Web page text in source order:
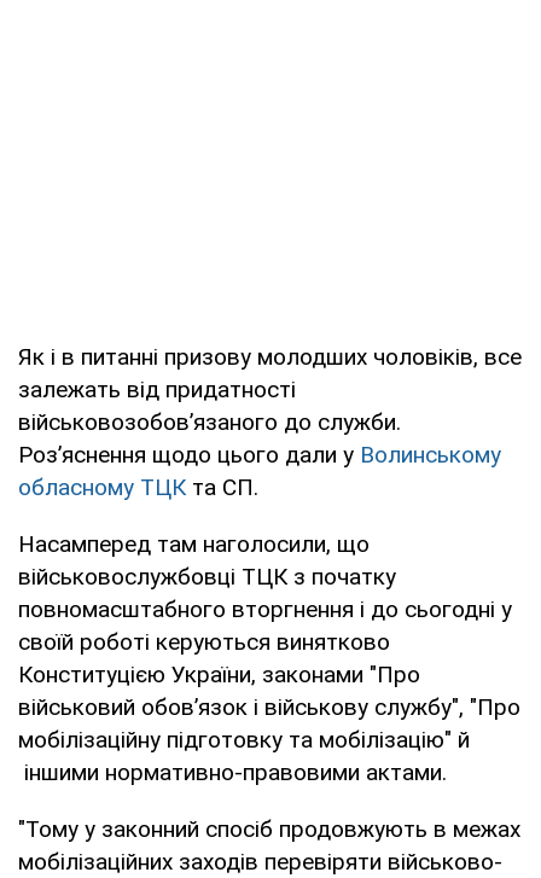
Як і в питанні призову молодших чоловіків, все
залежать від придатності
військовозобов’язаного до служби.
Роз’яснення щодо цього дали у Волинському
обласному ТЦКта СП.
Насамперед там наголосили, що
військовослужбовці ТЦК з початку
повномасштабного вторгнення і до сьогодні у
своїй роботі керуються винятково
Конституцією України, законами "Про
військовий обов’язок і військову службу", "Про
мобілізаційну підготовку та мобілізацію" й
іншими нормативно-правовими актами.
"Тому у законний спосіб продовжують в межах
мобілізаційних заходів перевіряти військово-